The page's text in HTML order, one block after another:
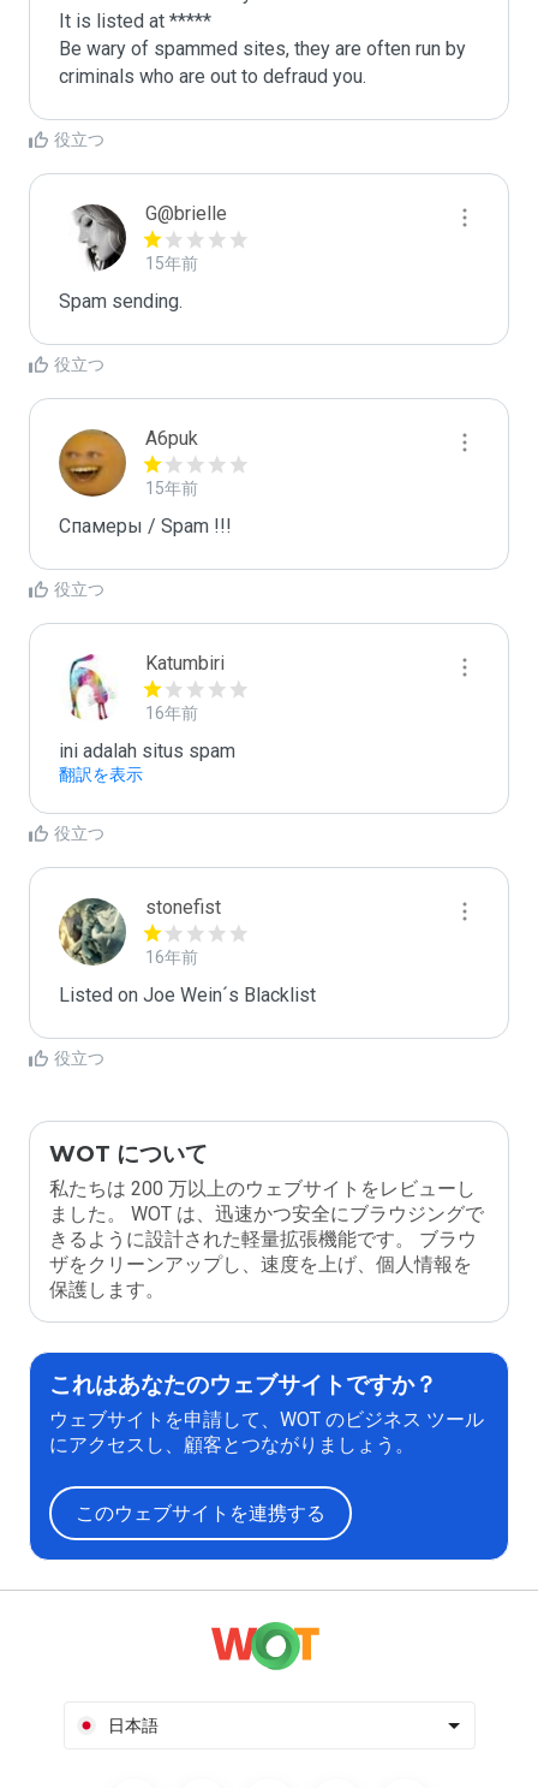
It is listed at *****
Be wary of spammed sites, they are often run by
criminals who are out to defraud you.
役立つ
G@brielle
15年前
Spam sending.
役立つ
A6puk
15年前
Спамеры / Spam !!!
役立つ
Katumbiri
16年前
ini adalah situs spam
翻訳を表示
役立つ
stonefist
16年前
Listed on Joe Wein´s Blacklist
役立つ
WOT について
私たちは 200 万以上のウェブサイトをレビューし
ました。 WOT は、迅速かつ安全にブラウジングで
きるように設計された軽量拡張機能です。 ブラウ
ザをクリーンアップし、速度を上げ、個人情報を
保護します。
これはあなたのウェブサイトですか？
ウェブサイトを申請して、WOT のビジネス ツール
にアクセスし、顧客とつながりましょう。
このウェブサイトを連携する
日本語